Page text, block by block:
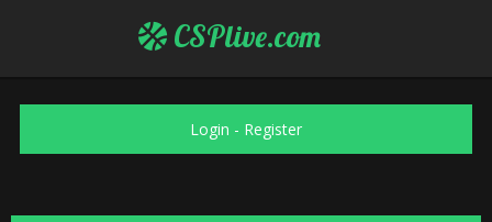
CSPlive.com
Login - Register